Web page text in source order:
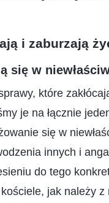
i zaburzają
się w
które
je na łącznie
się w
innych i
do tego
jak należy z